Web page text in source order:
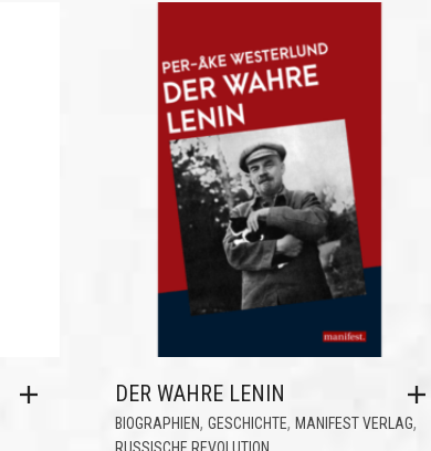
DER WAHRE LENIN
BIOGRAPHIEN, GESCHICHTE, MANIFEST VERLAG,